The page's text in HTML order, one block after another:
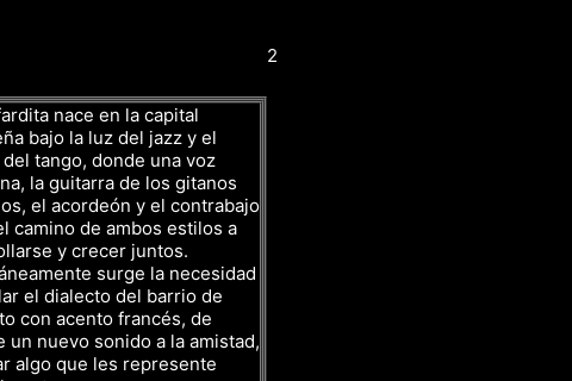
nace en la capital
bajo la luz del jazz y el
tango, donde una voz
la guitarra de los gitanos
el acordeón y el contrabajo
camino de ambos estilos a
y crecer juntos.
surge la necesidad
el dialecto del barrio de
con acento francés, de
un nuevo sonido a la amistad,
algo que les represente
2